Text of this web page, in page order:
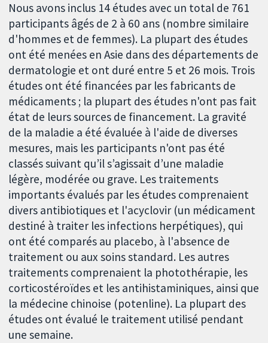
Nous avons inclus 14 études avec un total de 761
participants âgés de 2 à 60 ans (nombre similaire
d'hommes et de femmes). La plupart des études
ont été menées en Asie dans des départements de
dermatologie et ont duré entre 5 et 26 mois. Trois
études ont été financées par les fabricants de
médicaments ; la plupart des études n'ont pas fait
état de leurs sources de financement. La gravité
de la maladie a été évaluée à l'aide de diverses
mesures, mais les participants n'ont pas été
classés suivant qu’il s’agissait d’une maladie
légère, modérée ou grave. Les traitements
importants évalués par les études comprenaient
divers antibiotiques et l'acyclovir (un médicament
destiné à traiter les infections herpétiques), qui
ont été comparés au placebo, à l'absence de
traitement ou aux soins standard. Les autres
traitements comprenaient la photothérapie, les
corticostéroïdes et les antihistaminiques, ainsi que
la médecine chinoise (potenline). La plupart des
études ont évalué le traitement utilisé pendant
une semaine.